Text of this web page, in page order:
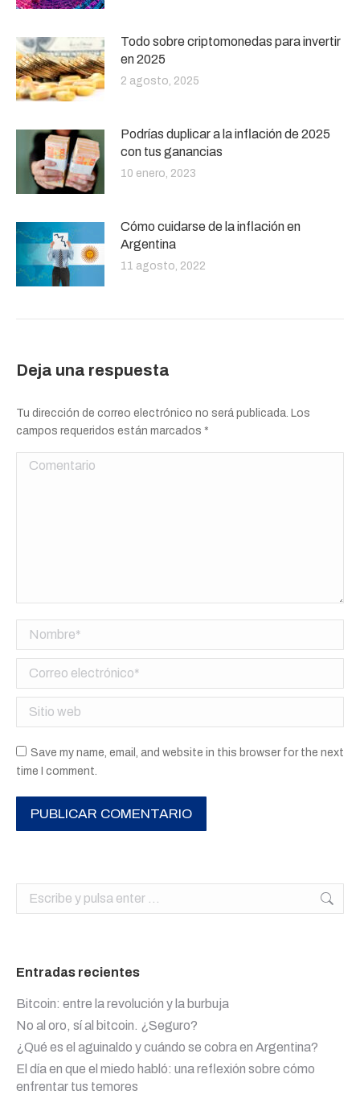
Todo sobre criptomonedas para invertir
en 2025
2 agosto, 2025
Podrías duplicar a la inflación de 2025
con tus ganancias
10 enero, 2023
Cómo cuidarse de la inflación en
Argentina
11 agosto, 2022
Deja una respuesta
Tu dirección de correo electrónico no será publicada. Los
campos requeridos están marcados *
Comentario
Nombre *
Correo electrónico *
Sitio web
Save my name, email, and website in this browser for the next
time I comment.
PUBLICAR COMENTARIO
Buscar:
Entradas recientes
Bitcoin: entre la revolución y la burbuja
No al oro, sí al bitcoin. ¿Seguro?
¿Qué es el aguinaldo y cuándo se cobra en Argentina?
El día en que el miedo habló: una reflexión sobre cómo
enfrentar tus temores